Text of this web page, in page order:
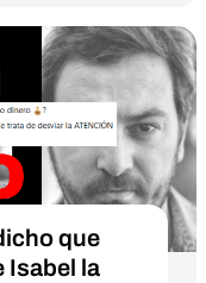
que
Isabel la